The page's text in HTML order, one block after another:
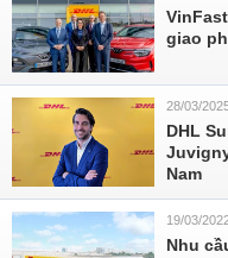
giao
28/03/
DHL
Nam
19/03/
Nhu